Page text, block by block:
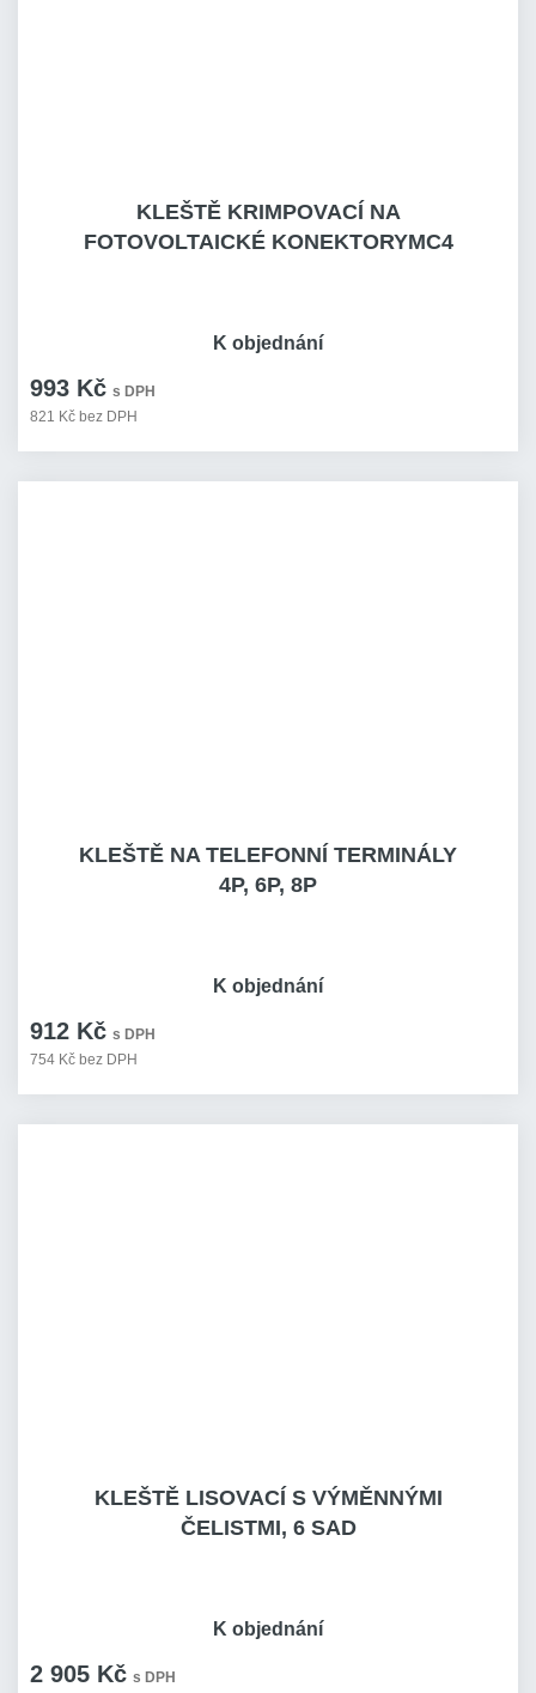
KLEŠTĚ KRIMPOVACÍ NA
FOTOVOLTAICKÉ KONEKTORYMC4
993 Kč s DPH
821 Kč bez DPH
K objednání
KLEŠTĚ NA TELEFONNÍ TERMINÁLY
4P, 6P, 8P
912 Kč s DPH
754 Kč bez DPH
K objednání
KLEŠTĚ LISOVACÍ S VÝMĚNNÝMI
ČELISTMI, 6 SAD
2 905 Kč s DPH
K objednání